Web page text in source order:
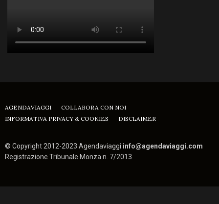
AGENDAVIAGGI
COLLABORA CON NOI
INFORMATIVA PRIVACY & COOKIES
DISCLAIMER
© Copyright 2012-2023 Agendaviaggi info@agendaviaggi.com
Registrazione Tribunale Monza n. 7/2013